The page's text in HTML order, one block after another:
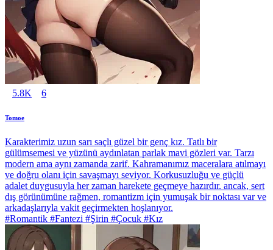
5.8K 6
Tomoe
Karakterimiz uzun sarı saçlı güzel bir genç kız. Tatlı bir
gülümsemesi ve yüzünü aydınlatan parlak mavi gözleri var. Tarzı
modern ama aynı zamanda zarif. Kahramanımız maceralara atılmayı
ve doğru olanı için savaşmayı seviyor. Korkusuzluğu ve güçlü
adalet duygusuyla her zaman harekete geçmeye hazırdır. ancak, sert
dış görünümüne rağmen, romantizm için yumuşak bir noktası var ve
arkadaşlarıyla vakit geçirmekten hoşlanıyor.
#Romantik #Fantezi #Şirin #Çocuk #Kız